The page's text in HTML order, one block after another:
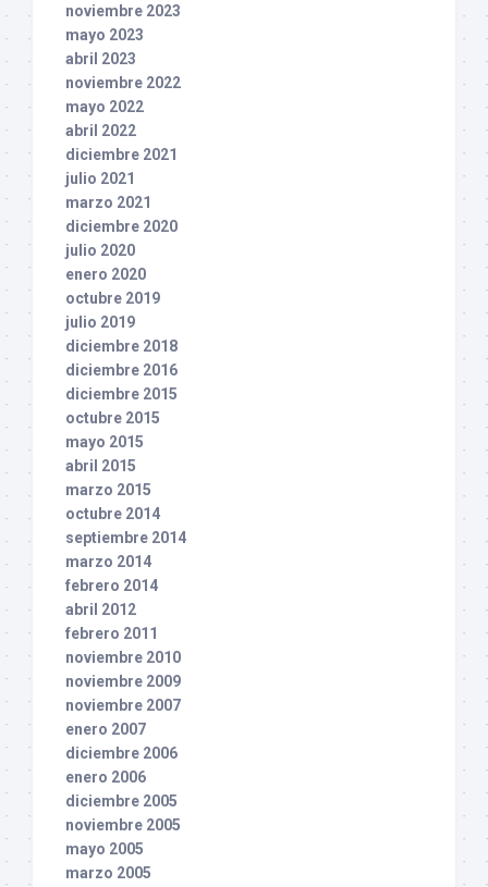
noviembre 2023
mayo 2023
abril 2023
noviembre 2022
mayo 2022
abril 2022
diciembre 2021
julio 2021
marzo 2021
diciembre 2020
julio 2020
enero 2020
octubre 2019
julio 2019
diciembre 2018
diciembre 2016
diciembre 2015
octubre 2015
mayo 2015
abril 2015
marzo 2015
octubre 2014
septiembre 2014
marzo 2014
febrero 2014
abril 2012
febrero 2011
noviembre 2010
noviembre 2009
noviembre 2007
enero 2007
diciembre 2006
enero 2006
diciembre 2005
noviembre 2005
mayo 2005
marzo 2005